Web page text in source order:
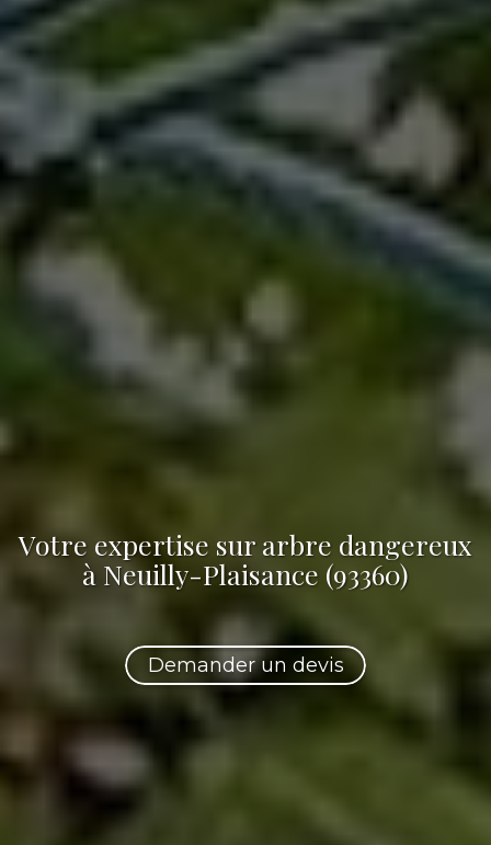
Votre expertise sur arbre dangereux
à Neuilly-Plaisance (93360)
Demander un devis